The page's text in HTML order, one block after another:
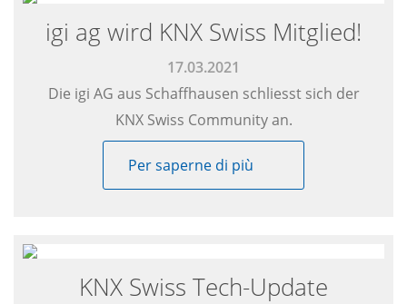
igi ag wird KNX Swiss Mitglied!
17.03.2021
Die igi AG aus Schaffhausen schliesst sich der
KNX Swiss Community an.
Per saperne di più
KNX Swiss Tech-Update